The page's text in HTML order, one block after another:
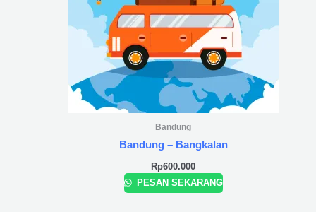
Bandung
Bandung – Bangkalan
Rp600.000
PESAN SEKARANG